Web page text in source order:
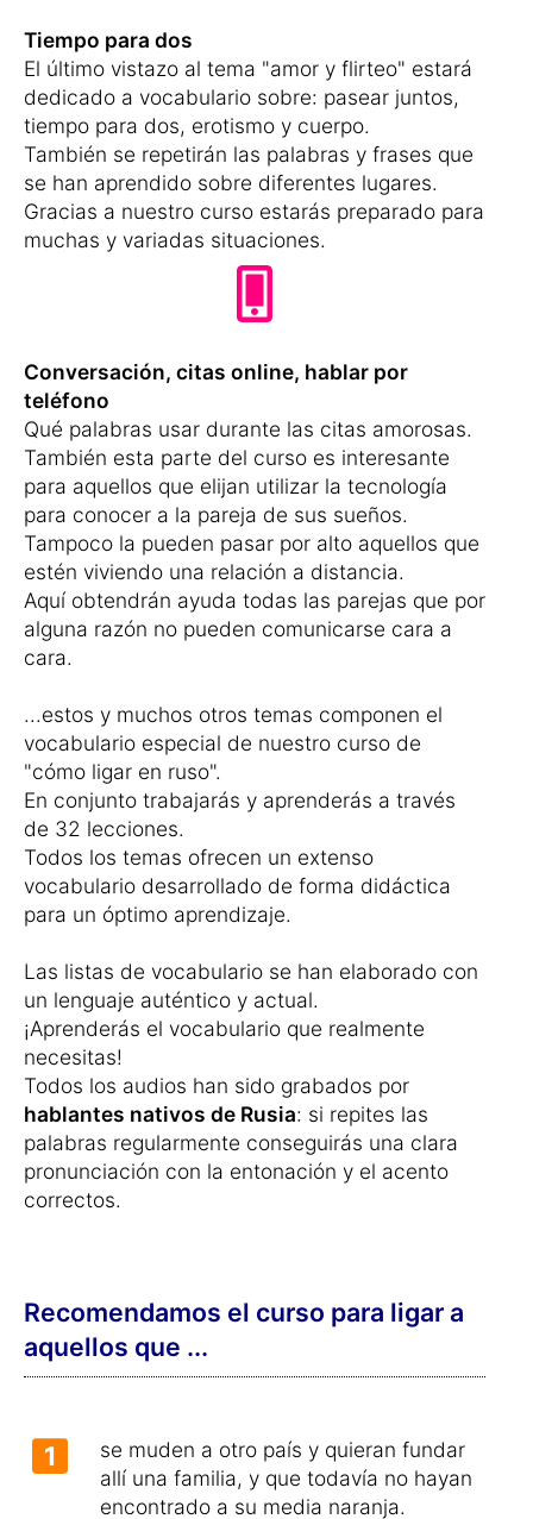
Tiempo para dos
El último vistazo al tema "amor y flirteo" estará
dedicado a vocabulario sobre: pasear juntos,
tiempo para dos, erotismo y cuerpo.
También se repetirán las palabras y frases que
se han aprendido sobre diferentes lugares.
Gracias a nuestro curso estarás preparado para
muchas y variadas situaciones.
Conversación, citas online, hablar por
teléfono
Qué palabras usar durante las citas amorosas.
También esta parte del curso es interesante
para aquellos que elijan utilizar la tecnología
para conocer a la pareja de sus sueños.
Tampoco la pueden pasar por alto aquellos que
estén viviendo una relación a distancia.
Aquí obtendrán ayuda todas las parejas que por
alguna razón no pueden comunicarse cara a
cara.
...estos y muchos otros temas componen el
vocabulario especial de nuestro curso de
"cómo ligar en ruso".
En conjunto trabajarás y aprenderás a través
de 32 lecciones.
Todos los temas ofrecen un extenso
vocabulario desarrollado de forma didáctica
para un óptimo aprendizaje.
Las listas de vocabulario se han elaborado con
un lenguaje auténtico y actual.
¡Aprenderás el vocabulario que realmente
necesitas!
Todos los audios han sido grabados por
hablantes nativos de Rusia: si repites las
palabras regularmente conseguirás una clara
pronunciación con la entonación y el acento
correctos.
Recomendamos el curso para ligar a
aquellos que ...
1
se muden a otro país y quieran fundar
allí una familia, y que todavía no hayan
encontrado a su media naranja.